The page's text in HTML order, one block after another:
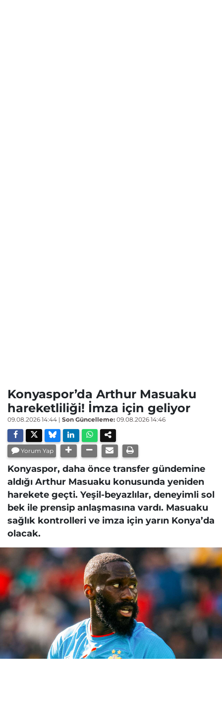
Konyaspor’da Arthur Masuaku
hareketliliği! İmza için geliyor
09.08.2026 14:44 | Son Güncelleme: 09.08.2026 14:46
Yorum Yap
Konyaspor, daha önce transfer gündemine
aldığı Arthur Masuaku konusunda yeniden
harekete geçti. Yeşil-beyazlılar, deneyimli sol
bek ile prensip anlaşmasına vardı. Masuaku
sağlık kontrolleri ve imza için yarın Konya’da
olacak.